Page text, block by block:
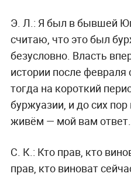
Э. Л.: Я был в бывшей
считаю, что это был
безусловно. Власть
истории после февраля
тогда на короткий
буржуазии, и до сих
живём — мой вам ответ.
С. К.: Кто прав, кто
прав, кто виноват